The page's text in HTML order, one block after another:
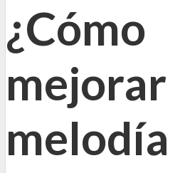
¿Cómo
mejorar